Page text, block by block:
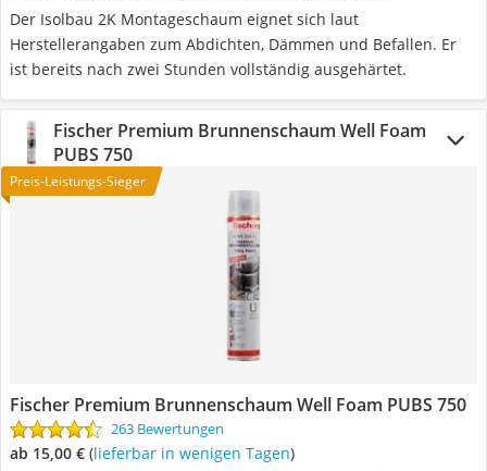
Der Isolbau 2K Montageschaum eignet sich laut
Herstellerangaben zum Abdichten, Dämmen und Befallen. Er
ist bereits nach zwei Stunden vollständig ausgehärtet.
Fischer Premium Brunnenschaum Well Foam
PUBS 750
Preis-Leistungs-Sieger
Fischer Premium Brunnenschaum Well Foam PUBS 750
263 Bewertungen
ab 15,00 € ( Lieferbar in wenigen Tagen)